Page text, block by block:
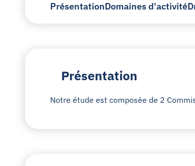
PrésentationDomaines d'activité
Présentation
Notre étude est composée de 2